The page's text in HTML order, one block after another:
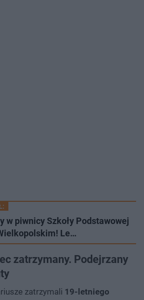
w piwnicy Szkoły Podstawowej
Le…
zatrzymany. Podejrzany
zatrzymali 19-letniego